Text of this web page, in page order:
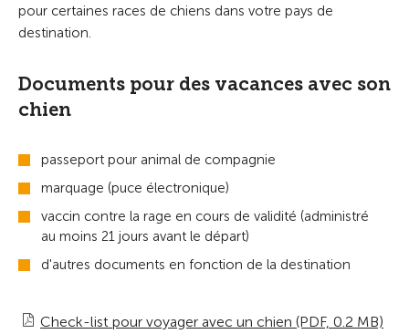
pour certaines races de chiens dans votre pays de
destination.
Documents pour des vacances avec son
chien
passeport pour animal de compagnie
marquage (puce électronique)
vaccin contre la rage en cours de validité (administré
au moins 21 jours avant le départ)
d'autres documents en fonction de la destination
Check-list pour voyager avec un chien (PDF, 0.2 MB)